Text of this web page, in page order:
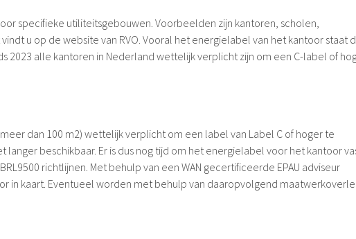
specifieke utiliteitsgebouwen. Voorbeelden zijn kantoren, scholen,
u op de website van RVO. Vooral het energielabel van het kantoor staat
2023 alle kantoren in Nederland wettelijk verplicht zijn om een ​​C-label of
dan 100 m2) wettelijk verplicht om een ​​label van Label C of hoger te
beschikbaar. Er is dus nog tijd om het energielabel voor het kantoor
richtlijnen. Met behulp van een WAN gecertificeerde EPAU adviseur
in kaart. Eventueel worden met behulp van daaropvolgend